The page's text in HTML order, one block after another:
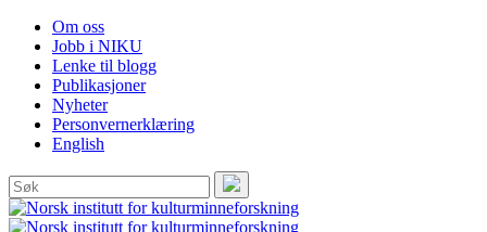
Om oss
Jobb i NIKU
Lenke til blogg
Publikasjoner
Nyheter
Personvernerklæring
English
Søk
etter:
Søk